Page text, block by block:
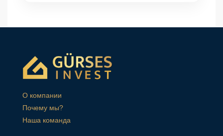
О компании
Почему мы?
Наша команда